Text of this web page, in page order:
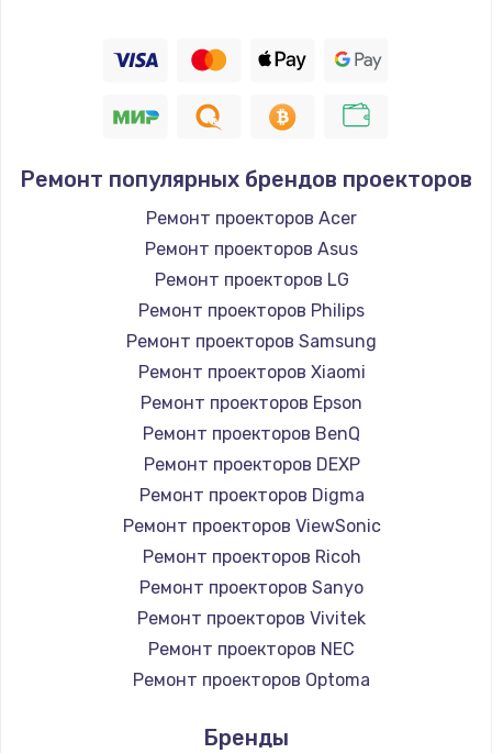
Ремонт популярных брендов проекторов
Ремонт проекторов Acer
Ремонт проекторов Asus
Ремонт проекторов LG
Ремонт проекторов Philips
Ремонт проекторов Samsung
Ремонт проекторов Xiaomi
Ремонт проекторов Epson
Ремонт проекторов BenQ
Ремонт проекторов DEXP
Ремонт проекторов Digma
Ремонт проекторов ViewSonic
Ремонт проекторов Ricoh
Ремонт проекторов Sanyo
Ремонт проекторов Vivitek
Ремонт проекторов NEC
Ремонт проекторов Optoma
Ремонт проекторов Infocus
Бренды